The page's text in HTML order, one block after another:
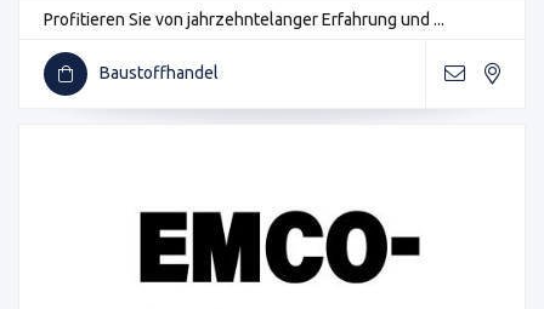
Profitieren Sie von jahrzehntelanger Erfahrung und ...
Baustoffhandel